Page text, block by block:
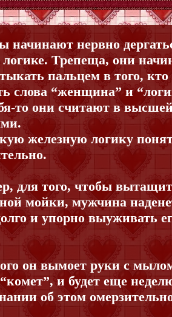
нервно
Трепеща, они
пальцем в того,
слова “женщина” и
то они считают в
железную логику
для того, чтобы
мойки, мужчина
и упорно выуживать
он вымоет руки с
и будет еще
об этом